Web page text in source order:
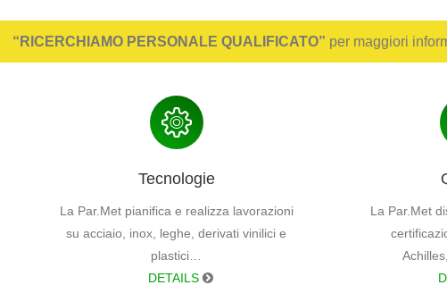
“RICERCHIAMO PERSONALE QUALIFICATO” per maggiori
Tecnologie
La Par.Met pianifica e realizza lavorazioni
su acciaio, inox, leghe, derivati vinilici e
plastici…
DETAILS
La Par.Met